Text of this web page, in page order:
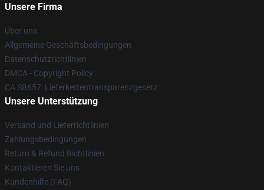
Unsere Firma
Über uns
Allgemeine Geschäftsbedingungen
Datenschutzrichtlinien
DMCA - Copyright Policy
CA SB657: Lieferkettentransparenzgesetz
Unsere Unterstützung
Versand und Lieferrichtlinien
Zahlungsbedingungen
Return & Refund Richtlinien
Kontaktieren Sie uns
Kundenhilfe (FAQ)